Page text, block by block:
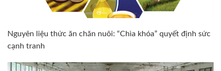
Nguyên liệu thức ăn chăn nuôi: “Chìa khóa” quyết định sức
cạnh tranh